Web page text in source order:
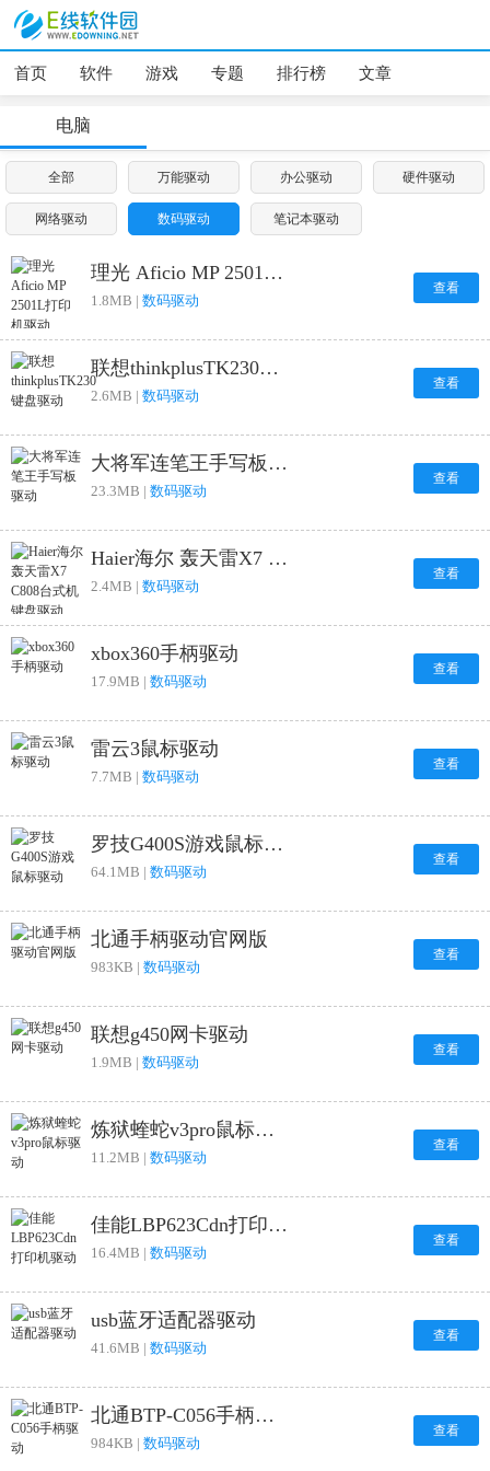
首页 软件 游戏 专题 排行榜 文章
电脑
全部 万能驱动 办公驱动 硬件驱动
网络驱动 数码驱动 笔记本驱动
理光 Aficio MP 2501L打印机驱动
1.8MB | 数码驱动
查看
联想thinkplusTK230键盘驱动
2.6MB | 数码驱动
查看
大将军连笔王手写板驱动
23.3MB | 数码驱动
查看
Haier海尔 轰天雷X7 C808台式机键盘驱动
2.4MB | 数码驱动
查看
xbox360手柄驱动
17.9MB | 数码驱动
查看
雷云3鼠标驱动
7.7MB | 数码驱动
查看
罗技G400S游戏鼠标驱动
64.1MB | 数码驱动
查看
北通手柄驱动官网版
983KB | 数码驱动
查看
联想g450网卡驱动
1.9MB | 数码驱动
查看
炼狱蝰蛇v3pro鼠标驱动
11.2MB | 数码驱动
查看
佳能LBP623Cdn打印机驱动
16.4MB | 数码驱动
查看
usb蓝牙适配器驱动
41.6MB | 数码驱动
查看
北通BTP-C056手柄驱动
984KB | 数码驱动
查看